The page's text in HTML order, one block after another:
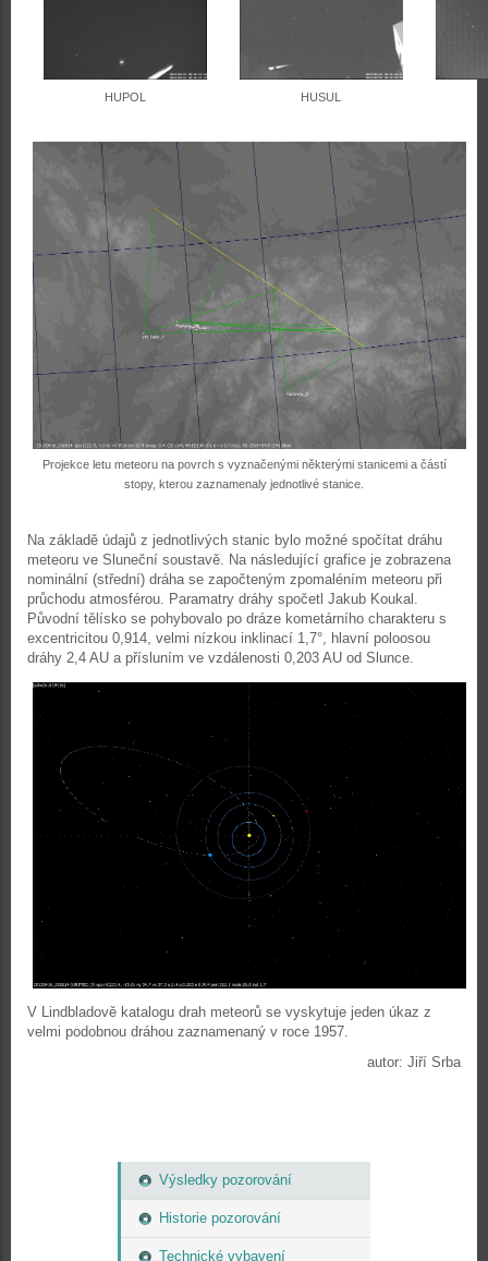
Výsledky pozorování
Historie pozorování
Technické vybavení
HUPOL HUSUL
Projekce letu meteoru na povrch s vyznačenými některými stanicemi a částí
stopy, kterou zaznamenaly jednotlivé stanice.
Na základě údajů z jednotlivých stanic bylo možné spočítat dráhu
meteoru ve Sluneční soustavě. Na následující grafice je zobrazena
nominální (střední) dráha se započteným zpomaléním meteoru při
průchodu atmosférou. Paramatry dráhy spočetl Jakub Koukal.
Původní tělísko se pohybovalo po dráze kometárního charakteru s
excentricitou 0,914, velmi nízkou inklinací 1,7°, hlavní poloosou
dráhy 2,4 AU a přísluním ve vzdálenosti 0,203 AU od Slunce.
V Lindbladově katalogu drah meteorů se vyskytuje jeden úkaz z
velmi podobnou dráhou zaznamenaný v roce 1957.
autor: Jiří Srba